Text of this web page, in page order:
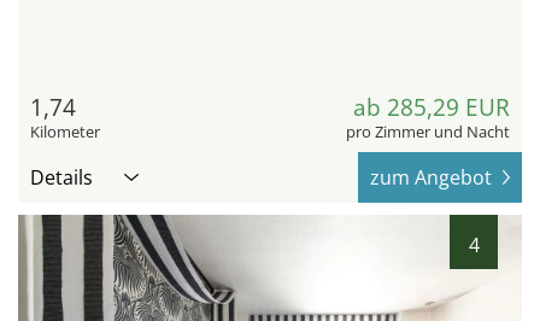
1,74
Kilometer
ab 285,29 EUR
pro Zimmer und Nacht
Details zum Angebot
4